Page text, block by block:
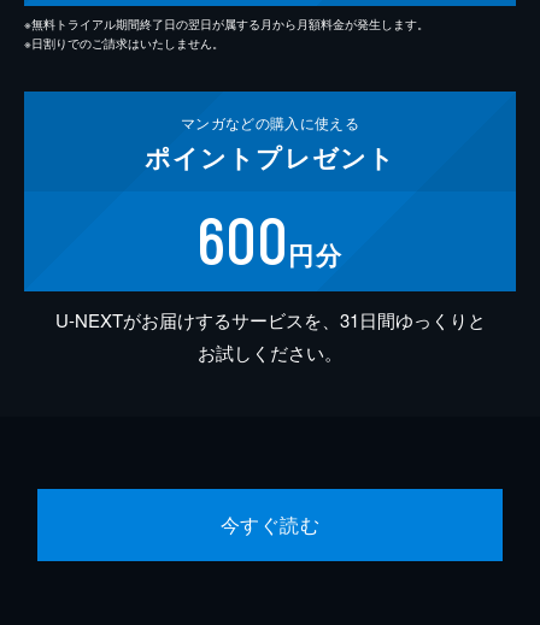
※無料トライアル期間終了日の翌日が属する月から月額料金が発生します。
※日割りでのご請求はいたしません。
マンガなどの購入に使える
ポイント プレゼント
600円分
U-NEXTがお届けするサービスを、31日間ゆっくりと
お試しください。
今すぐ読む